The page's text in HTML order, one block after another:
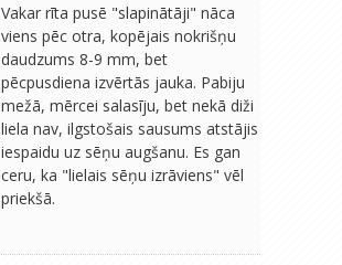
Vakar rīta pusē "slapinātāji" nāca
viens pēc otra, kopējais nokrišņu
daudzums 8-9 mm, bet
pēcpusdiena izvērtās jauka. Pabiju
mežā, mērcei salasīju, bet nekā diži
liela nav, ilgstošais sausums atstājis
iespaidu uz sēņu augšanu. Es gan
ceru, ka "lielais sēņu izrāviens" vēl
priekšā.